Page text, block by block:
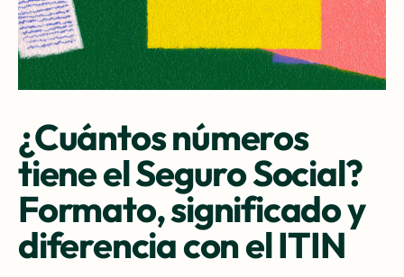
¿Cuántos números
tiene el Seguro Social?
Formato, significado y
diferencia con el ITIN